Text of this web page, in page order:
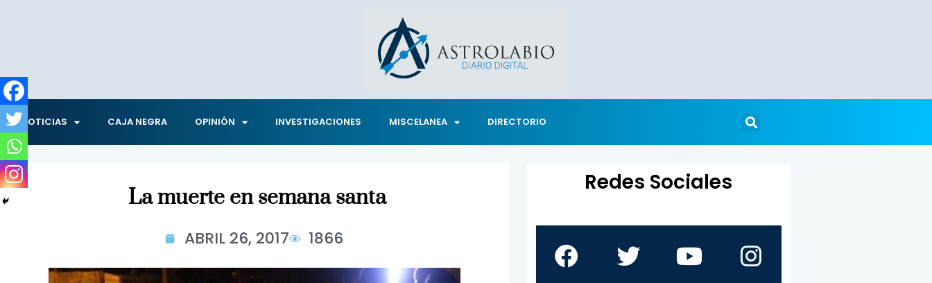
NOTICIAS CAJA NEGRA OPINIÓN INVESTIGACIONES MISCELANEA DIRECTORIO
La muerte en semana santa
ABRIL 26, 2017 1866
Redes Sociales